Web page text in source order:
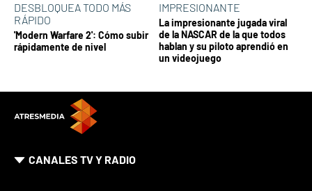
DESBLOQUEA TODO MÁS
RÁPIDO
'Modern Warfare 2': Cómo subir
rápidamente de nivel
IMPRESIONANTE
La impresionante jugada viral
de la NASCAR de la que todos
hablan y su piloto aprendió en
un videojuego
CANALES TV Y RADIO